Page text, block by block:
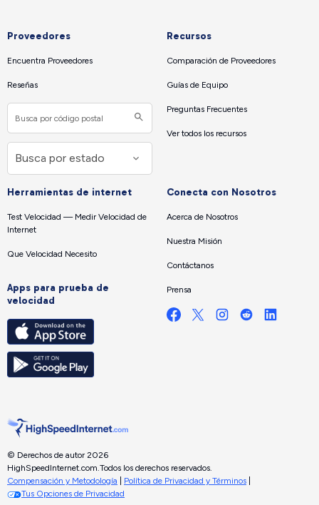
Proveedores
Encuentra Proveedores
Reseñas
Recursos
Comparación de Proveedores
Guías de Equipo
Preguntas Frecuentes
Ver todos los recursos
Herramientas de internet
Test Velocidad — Medir Velocidad de
Internet
Que Velocidad Necesito
Apps para prueba de
velocidad
Conecta con Nosotros
Acerca de Nosotros
Nuestra Misión
Contáctanos
Prensa
© Derechos de autor 2026
HighSpeedInternet.com.Todos los derechos reservados.
Compensación y Metodología
Política de Privacidad y Términos
Tus Opciones de Privacidad